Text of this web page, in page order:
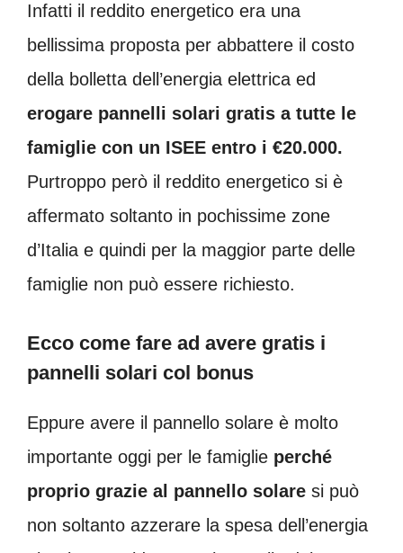
Infatti il reddito energetico era una
bellissima proposta per abbattere il costo
della bolletta dell’energia elettrica ed
erogare pannelli solari gratis a tutte le
famiglie con un ISEE entro i €20.000.
Purtroppo però il reddito energetico si è
affermato soltanto in pochissime zone
d’Italia e quindi per la maggior parte delle
famiglie non può essere richiesto.
Ecco come fare ad avere gratis i
pannelli solari col bonus
Eppure avere il pannello solare è molto
importante oggi per le famiglie perché
proprio grazie al pannello solare si può
non soltanto azzerare la spesa dell’energia